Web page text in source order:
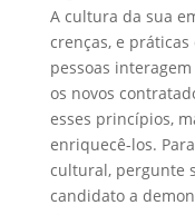
A cultura da sua
crenças, e
pessoas
os novos
esses princípios,
enriquecê-los.
cultural, pergunte
candidato a